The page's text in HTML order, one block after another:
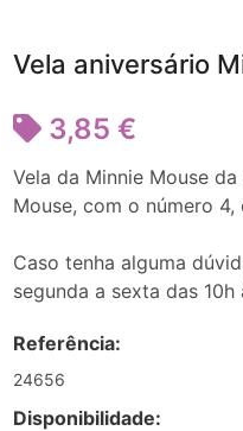
Vela aniversário
3,85 €
Vela da Minnie Mouse
Mouse, com o número 4,
Caso tenha alguma
segunda a sexta das 10h
Referência:
24656
Disponibilidade: